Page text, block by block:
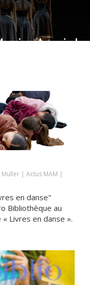
Annick
Muller
Actus MAM
en danse"
Bibliothèque au
Livres en danse ».